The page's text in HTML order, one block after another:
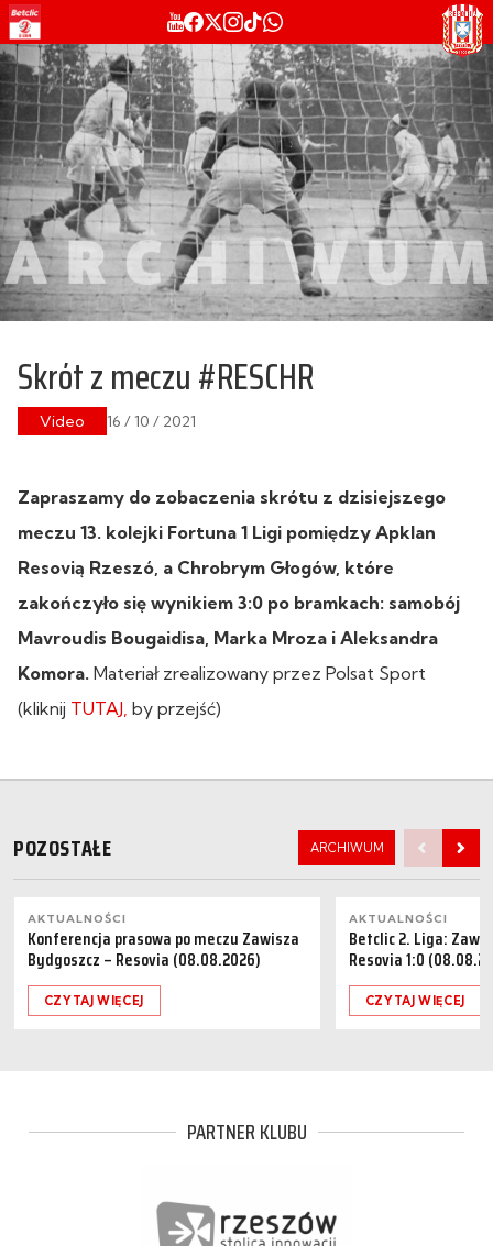
Skrót z meczu #RESCHR
Video 16 / 10 / 2021
Zapraszamy do zobaczenia skrótu z dzisiejszego
meczu 13. kolejki Fortuna 1 Ligi pomiędzy Apklan
Resovią Rzeszó, a Chrobrym Głogów, które
zakończyło się wynikiem 3:0 po bramkach: samobój
Mavroudis Bougaidisa, Marka Mroza i Aleksandra
Komora. Materiał zrealizowany przez Polsat Sport
(kliknij TUTAJ, by przejść)
POZOSTAŁE ARCHIWUM
AKTUALNOŚCI
Konferencja prasowa po meczu Zawisza
Bydgoszcz – Resovia (08.08.2026)
CZYTAJ WIĘCEJ
AKTUALNOŚCI
Betclic 2. Liga:
Resovia 1:0
CZYTAJ WIĘCEJ
PARTNER KLUBU